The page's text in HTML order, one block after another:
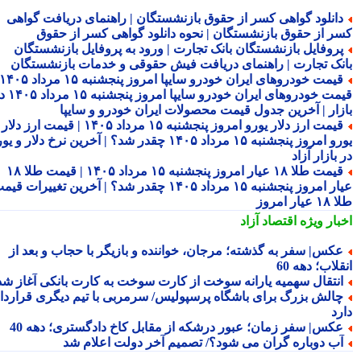
گواهی کسر از حقوق بازنشستگان | راهنمای دریافت گواهی
از حقوق بازنشستگان | نحوه دانلود گواهی کسر از حقوق
بازنشستگان بانک تجارت | ورود به پروفایل بازنشستگان
تجارت | راهنمای دریافت فیش حقوقی و خدمات بازنشستگان
قیمت خودروهای ایران خودرو سایپا امروز پنجشنبه ۱۵ مرداد ۱۴۰۵ |
قیمت خودروهای ایران خودرو سایپا امروز پنجشنبه ۱۵ مرداد ۱۴۰۵ در
| آخرین جدول قیمت محصولات ایران خودرو و سایپا
قیمت ارز دلار یورو امروز پنجشنبه ۱۵ مرداد ۱۴۰۵ | قیمت ارز دلار
یورو امروز پنجشنبه ۱۵ مرداد ۱۴۰۵ چقدر شد؟ | آخرین نرخ دلار و یورو
آزاد
قیمت طلا ۱۸ عیار امروز پنجشنبه ۱۵ مرداد ۱۴۰۵ | قیمت طلا ۱۸
عیار امروز پنجشنبه ۱۵ مرداد ۱۴۰۵ چقدر شد؟ | آخرین تغییرات قیمت
امروز
ویژهاقتصاد آزاد
سفر به گذشته؛ مرجان، خواننده و بازیگر با حجاب و بعد از
دهه 60
سهمیه یارانه سوخت از کارت سوخت به کارت بانکی آغاز شد
بزرگ برای باشگاه پرسپولیس/ سرمربی با تیم دیگری قرارداد
سفر زمان؛ عبور درشکه از مقابل کاخ دادگستری؛ دهه 40
دوباره گران می شود؟/ تصمیم آخر دولت اعلام شد